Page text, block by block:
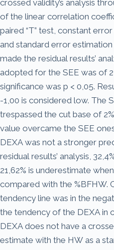
crossed validity’s analysis
of the linear correlation
paired “T” test, constant
and standard error
made the residual results’
adopted for the SEE was of
significance was p < 0,05.
-1,00 is considered low. The
trespassed the cut base of
value overcame the SEE
DEXA was not a stronger
residual results’ analysis,
21,62% is underestimate
compared with the %BFHW.
tendency line was in the
the tendency of the DEXA in
DEXA does not have a
estimate with the HW as a